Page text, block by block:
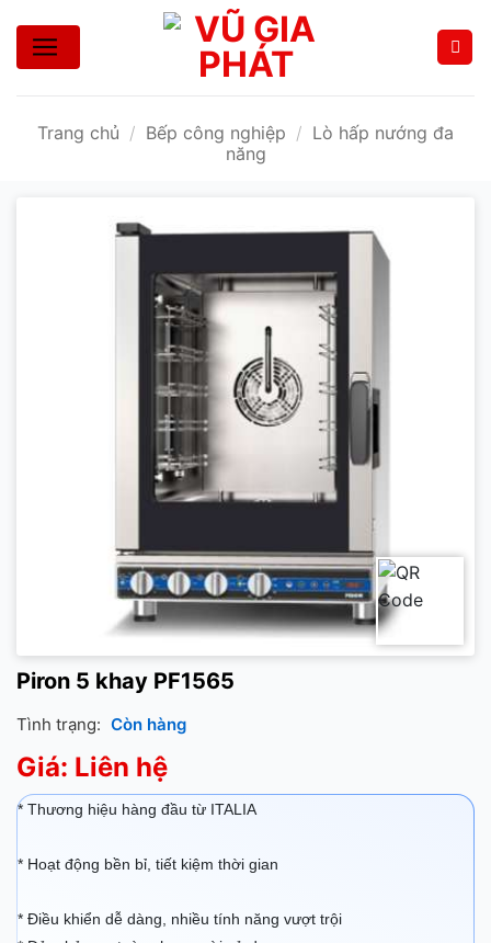
nội
Trang chủ / Bếp công nghiệp / Lò hấp nướng đa
năng
Piron 5 khay PF1565
Tình trạng: Còn hàng
Giá: Liên hệ
* Thương hiệu hàng đầu từ ITALIA
* Hoạt động bền bỉ, tiết kiệm thời gian
* Điều khiển dễ dàng, nhiều tính năng vượt trội